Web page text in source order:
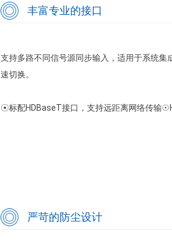
丰富专业的接口
支持多路不同信号源同步输入，适用于系统
速切换。
☉标配HDBaseT接口，支持远距离网络传输
严苛的防尘设计